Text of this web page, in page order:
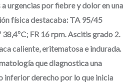
urgencias por fiebre y dolor en una
física destacaba: TA 95/45
FR 16 rpm. Ascitis grado 2.
caliente, eritematosa e indurada.
que diagnostica una
inferior derecho por lo que inicia